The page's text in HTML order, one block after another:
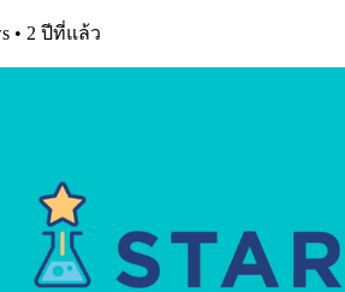
• 2 ปีที่แล้ว